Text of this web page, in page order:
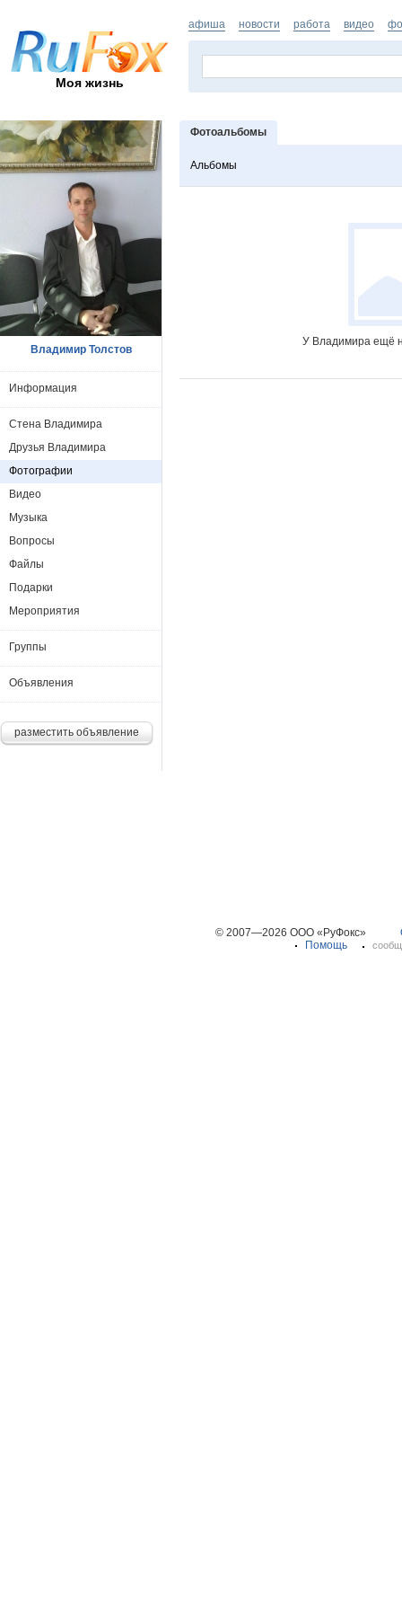
Моя жизнь
афиша новости работа видео
Фотоальбомы
Альбомы
У Владимира ещё
Владимир Толстов
Информация
Стена Владимира
Друзья Владимира
Фотографии
Видео
Музыка
Вопросы
Файлы
Подарки
Мероприятия
Группы
Объявления
разместить объявление
© 2007—2026 ООО «РуФокс»
Помощь